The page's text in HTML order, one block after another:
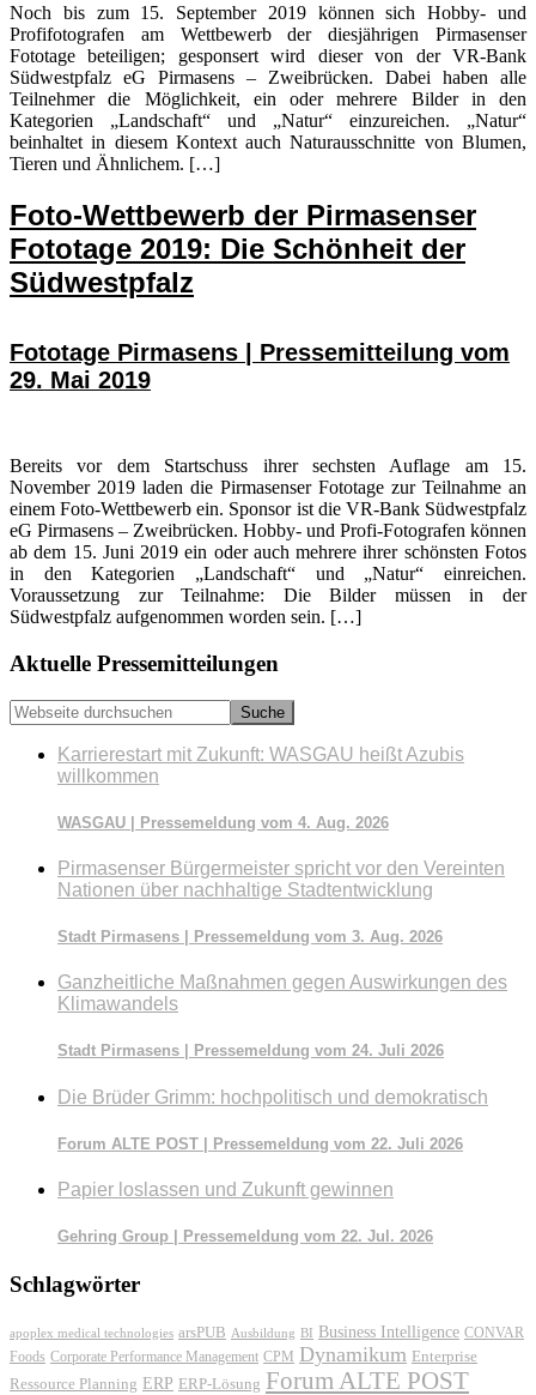
Noch bis zum 15. September 2019 können sich Hobby- und
Profifotografen am Wettbewerb der diesjährigen Pirmasenser
Fototage beteiligen; gesponsert wird dieser von der VR-Bank
Südwestpfalz eG Pirmasens – Zweibrücken. Dabei haben alle
Teilnehmer die Möglichkeit, ein oder mehrere Bilder in den
Kategorien „Landschaft“ und „Natur“ einzureichen. „Natur“
beinhaltet in diesem Kontext auch Naturausschnitte von Blumen,
Tieren und Ähnlichem. […]
Foto-Wettbewerb der Pirmasenser
Fototage 2019: Die Schönheit der
Südwestpfalz
Fototage Pirmasens | Pressemitteilung vom
29. Mai 2019
Bereits vor dem Startschuss ihrer sechsten Auflage am 15.
November 2019 laden die Pirmasenser Fototage zur Teilnahme an
einem Foto-Wettbewerb ein. Sponsor ist die VR-Bank Südwestpfalz
eG Pirmasens – Zweibrücken. Hobby- und Profi-Fotografen können
ab dem 15. Juni 2019 ein oder auch mehrere ihrer schönsten Fotos
in den Kategorien „Landschaft“ und „Natur“ einreichen.
Voraussetzung zur Teilnahme: Die Bilder müssen in der
Südwestpfalz aufgenommen worden sein. […]
Seitenspalte
Aktuelle Pressemitteilungen
Webseite
durchsuchen
Karrierestart mit Zukunft: WASGAU heißt Azubis
willkommen
WASGAU | Pressemeldung vom 4. Aug. 2026
Pirmasenser Bürgermeister spricht vor den Vereinten
Nationen über nachhaltige Stadtentwicklung
Stadt Pirmasens | Pressemeldung vom 3. Aug. 2026
Ganzheitliche Maßnahmen gegen Auswirkungen des
Klimawandels
Stadt Pirmasens | Pressemeldung vom 24. Juli 2026
Die Brüder Grimm: hochpolitisch und demokratisch
Forum ALTE POST | Pressemeldung vom 22. Juli 2026
Papier loslassen und Zukunft gewinnen
Gehring Group | Pressemeldung vom 22. Jul. 2026
Schlagwörter
apoplex medical technologies arsPUB Ausbildung BI Business Intelligence CONVAR
Foods Corporate Performance Management CPM Dynamikum Enterprise
Ressource Planning ERP ERP-Lösung Forum ALTE POST